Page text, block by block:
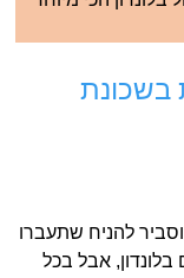
בשכונת
להניח שתעברו
אבל בכל